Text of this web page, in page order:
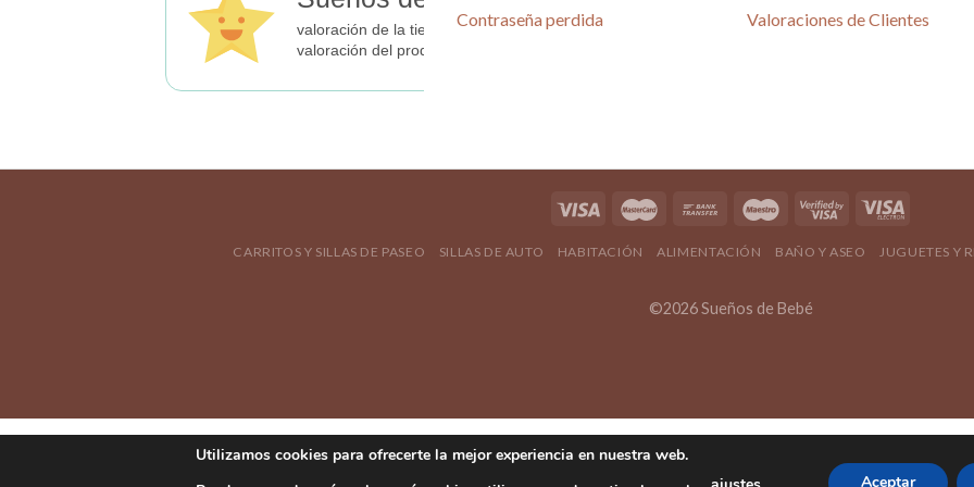
valoración de la tienda
4.80 / 5
valoración del producto
Contraseña perdida
Valoraciones de Clientes
CARRITOS Y SILLAS DE PASEO SILLAS DE AUTO HABITACIÓN ALIMENTACIÓN BAÑO Y ASEO JUGUETES Y
©2026 Sueños de Bebé
Utilizamos cookies para ofrecerte la mejor experiencia en nuestra web.
Aceptar